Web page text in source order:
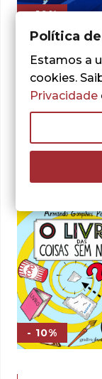
- 10%
Jennifer Berne e
Olha para o
Comigo –
deGrasse
Uma vida
15,00€ O
15,00 €.
13,50€
- 10%
Política
Estamos a
cookies.
Privacidade